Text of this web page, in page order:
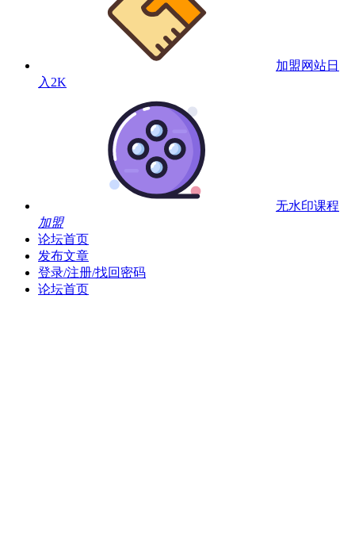
加盟网站日
入2K
无水印课程
加盟
论坛首页
发布文章
登录/注册/找回密码
论坛首页